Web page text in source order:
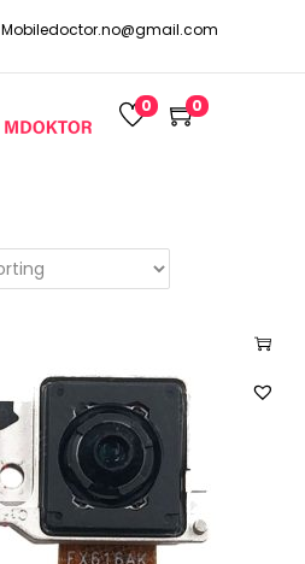
Mobiledoctor.no@gmail.com
0 0